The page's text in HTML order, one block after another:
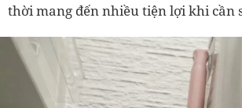
thời mang đến nhiều tiện lợi khi cần